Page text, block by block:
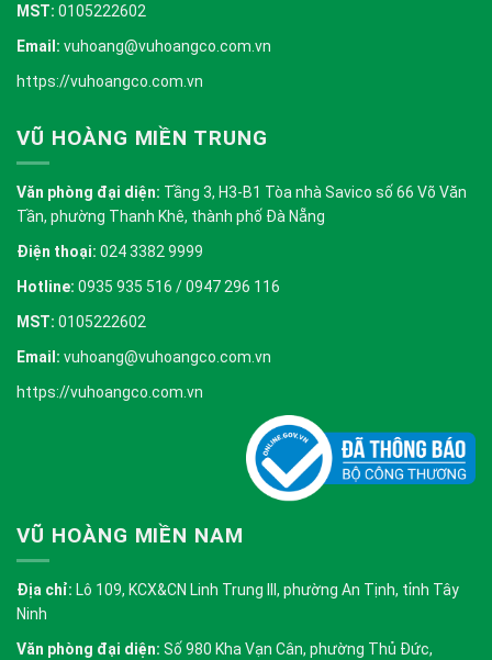
MST: 0105222602
Email: vuhoang@vuhoangco.com.vn
https://vuhoangco.com.vn
VŨ HOÀNG MIỀN TRUNG
Văn phòng đại diện: Tầng 3, H3-B1 Tòa nhà Savico số 66 Võ Văn
Tần, phường Thanh Khê, thành phố Đà Nẵng
Điện thoại: 024 3382 9999
Hotline: 0935 935 516 / 0947 296 116
MST: 0105222602
Email: vuhoang@vuhoangco.com.vn
https://vuhoangco.com.vn
VŨ HOÀNG MIỀN NAM
Địa chỉ: Lô 109, KCX&CN Linh Trung III, phường An Tịnh, tỉnh Tây
Ninh
Văn phòng đại diện: Số 980 Kha Vạn Cân, phường Thủ Đức,